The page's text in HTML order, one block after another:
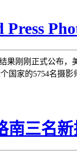
Press
果刚刚正式公布，
国家的5754名摄影
南三名